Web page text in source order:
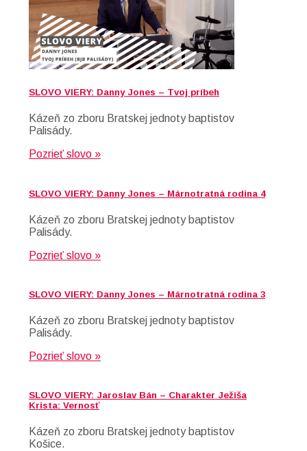
SLOVO VIERY: Danny Jones – Tvoj príbeh
Kázeň zo zboru Bratskej jednoty baptistov
Palisády.
Pozrieť slovo »
SLOVO VIERY: Danny Jones – Márnotratná rodina 4
Kázeň zo zboru Bratskej jednoty baptistov
Palisády.
Pozrieť slovo »
SLOVO VIERY: Danny Jones – Márnotratná rodina 3
Kázeň zo zboru Bratskej jednoty baptistov
Palisády.
Pozrieť slovo »
SLOVO VIERY: Jaroslav Bán – Charakter Ježiša
Krista: Vernosť
Kázeň zo zboru Bratskej jednoty baptistov
Košice.